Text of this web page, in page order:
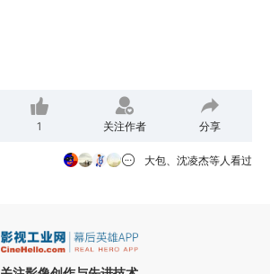
1 关注作者 分享
大包、沈凌杰等人看过